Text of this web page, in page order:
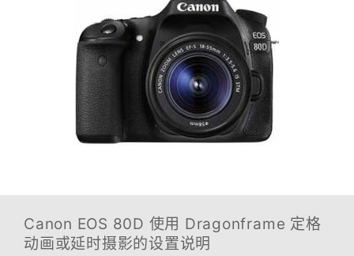
Canon EOS 80D 使用 Dragonframe 定格
动画或延时摄影的设置说明